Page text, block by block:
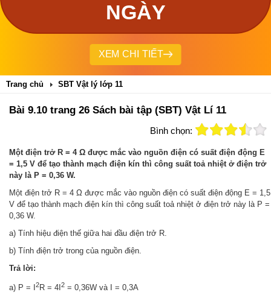
NGÀY
XEM CHI TIẾT
Trang chủ SBT Vật lý lớp 11
Bài 9.10 trang 26 Sách bài tập (SBT) Vật Lí 11
Bình chọn:
Một điện trở R = 4 Ω được mắc vào nguồn điện có suất điện động E
= 1,5 V để tạo thành mạch điện kín thì công suất toả nhiệt ở điện trở
này là P = 0,36 W.
Một điện trở R = 4 Ω được mắc vào nguồn điện có suất điện động E = 1,5
V để tạo thành mạch điện kín thì công suất toả nhiệt ở điện trở này là P =
0,36 W.
a) Tính hiệu điện thế giữa hai đầu điện trở R.
b) Tính điện trở trong của nguồn điện.
Trả lời:
a) P = I 2R = 4I 2 = 0,36W và I = 0,3A